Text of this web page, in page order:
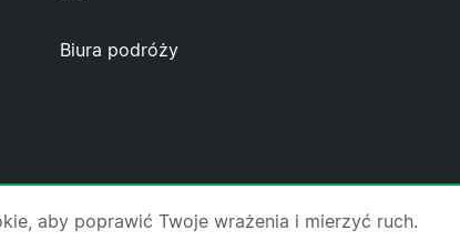
Biura podróży
się z nami·Polityka prywatności·Polityka
aby poprawić Twoje wrażenia i mierzyć ruch.